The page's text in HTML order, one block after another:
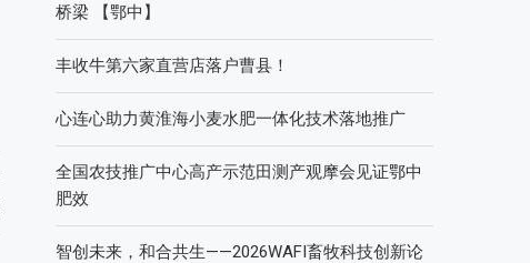
桥梁 【鄂中】
丰收牛第六家直营店落户曹县！
心连心助力黄淮海小麦水肥一体化技术落地推广
全国农技推广中心高产示范田测产观摩会见证鄂中
肥效
智创未来，和合共生——2026WAFI畜牧科技创新论